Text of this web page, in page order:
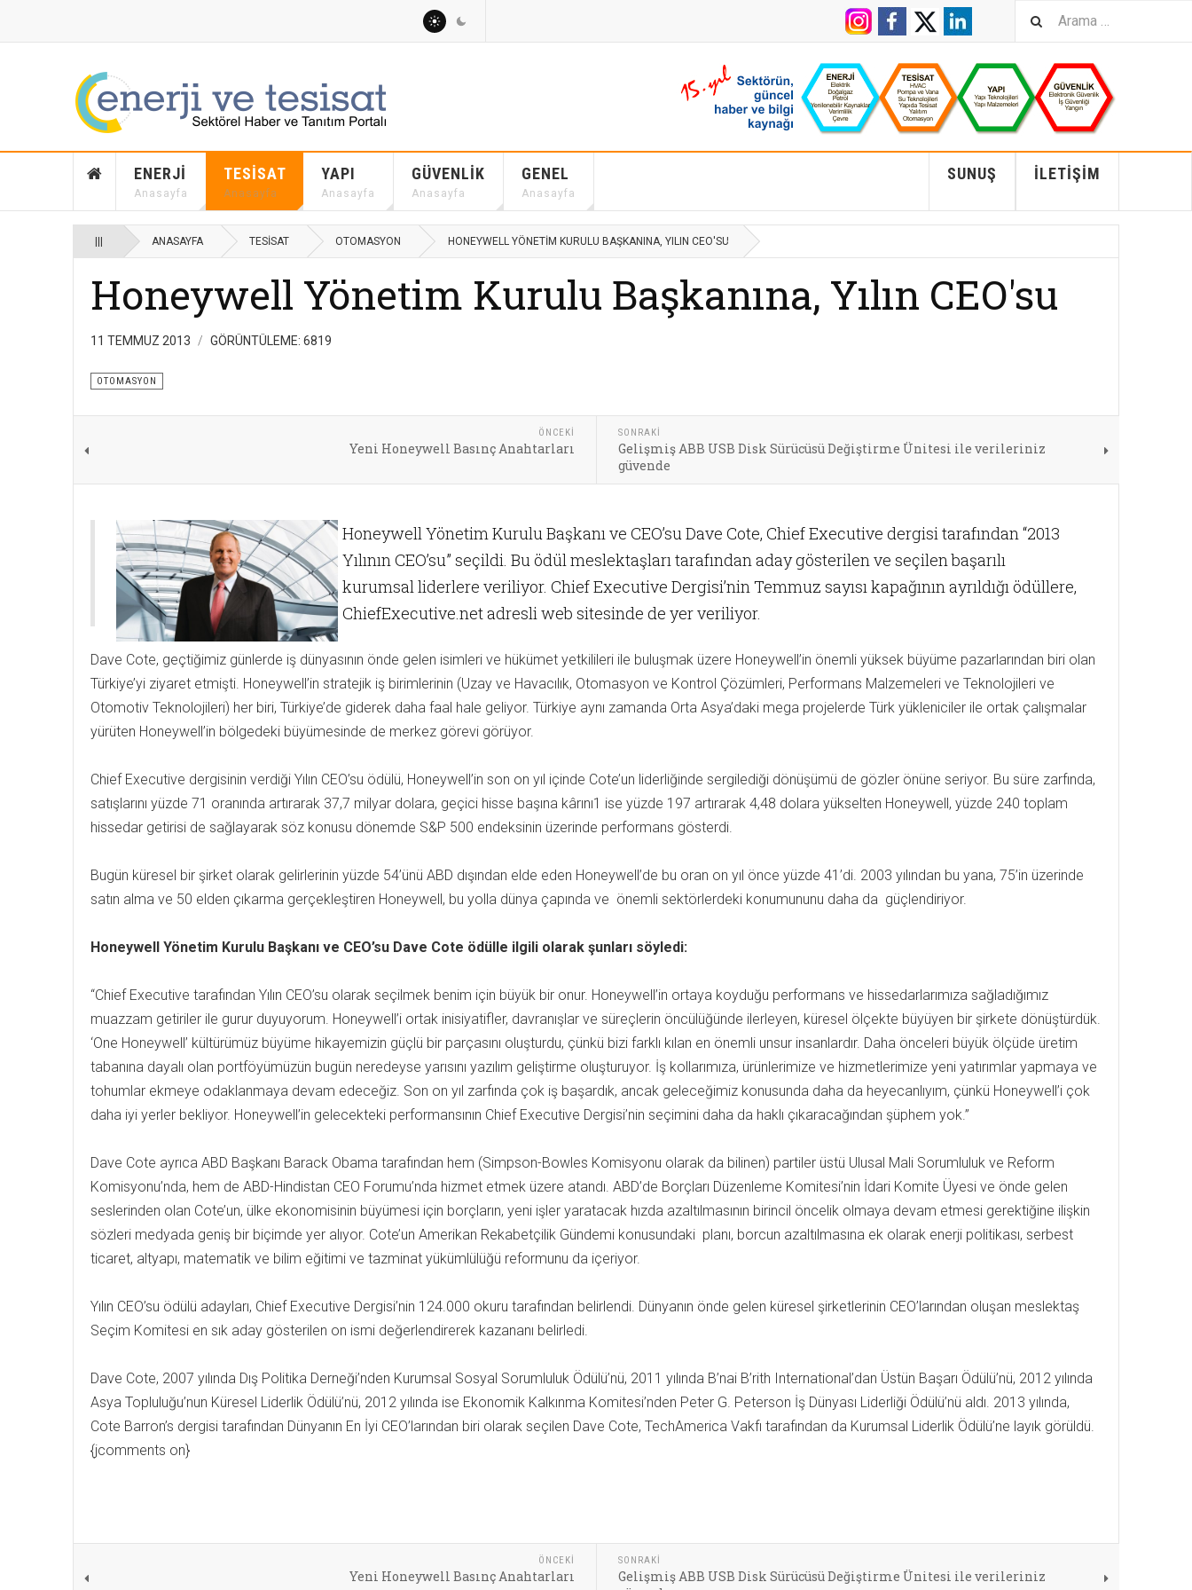
ENERJI
Anasayfa
TESISAT
Anasayfa
YAPI
Anasayfa
GÜVENLIK
Anasayfa
GENEL
Anasayfa
İLETIŞIM
SUNUŞ
ANASAYFA TESISAT OTOMASYON HONEYWELL YÖNETIM KURULU BAŞKANINA, YILIN CEO'SU
Honeywell Yönetim Kurulu Başkanına, Yılın CEO'su
11 TEMMUZ 2013 GÖRÜNTÜLEME: 6819
OTOMASYON
ÖNCEKI
Yeni Honeywell Basınç Anahtarları
SONRAKI
Gelişmiş ABB USB Disk Sürücüsü Değiştirme Ünitesi ile verileriniz
güvende
Honeywell Yönetim Kurulu Başkanı ve CEO’su Dave Cote, Chief Executive dergisi tarafından “2013
Yılının CEO’su” seçildi. Bu ödül meslektaşları tarafından aday gösterilen ve seçilen başarılı
kurumsal liderlere veriliyor. Chief Executive Dergisi’nin Temmuz sayısı kapağının ayrıldığı ödüllere,
ChiefExecutive.net adresli web sitesinde de yer veriliyor.
Dave Cote, geçtiğimiz günlerde iş dünyasının önde gelen isimleri ve hükümet yetkilileri ile buluşmak üzere Honeywell’in önemli yüksek büyüme pazarlarından biri olan
Türkiye’yi ziyaret etmişti. Honeywell’in stratejik iş birimlerinin (Uzay ve Havacılık, Otomasyon ve Kontrol Çözümleri, Performans Malzemeleri ve Teknolojileri ve
Otomotiv Teknolojileri) her biri, Türkiye’de giderek daha faal hale geliyor. Türkiye aynı zamanda Orta Asya’daki mega projelerde Türk yükleniciler ile ortak çalışmalar
yürüten Honeywell’in bölgedeki büyümesinde de merkez görevi görüyor.
Chief Executive dergisinin verdiği Yılın CEO’su ödülü, Honeywell’in son on yıl içinde Cote’un liderliğinde sergilediği dönüşümü de gözler önüne seriyor. Bu süre zarfında,
satışlarını yüzde 71 oranında artırarak 37,7 milyar dolara, geçici hisse başına kârını1 ise yüzde 197 artırarak 4,48 dolara yükselten Honeywell, yüzde 240 toplam
hissedar getirisi de sağlayarak söz konusu dönemde S&P 500 endeksinin üzerinde performans gösterdi.
Bugün küresel bir şirket olarak gelirlerinin yüzde 54’ünü ABD dışından elde eden Honeywell’de bu oran on yıl önce yüzde 41’di. 2003 yılından bu yana, 75’in üzerinde
satın alma ve 50 elden çıkarma gerçekleştiren Honeywell, bu yolla dünya çapında ve önemli sektörlerdeki konumununu daha da güçlendiriyor.
Honeywell Yönetim Kurulu Başkanı ve CEO’su Dave Cote ödülle ilgili olarak şunları söyledi:
“Chief Executive tarafından Yılın CEO’su olarak seçilmek benim için büyük bir onur. Honeywell’in ortaya koyduğu performans ve hissedarlarımıza sağladığımız
muazzam getiriler ile gurur duyuyorum. Honeywell’i ortak inisiyatifler, davranışlar ve süreçlerin öncülüğünde ilerleyen, küresel ölçekte büyüyen bir şirkete dönüştürdük.
‘One Honeywell’ kültürümüz büyüme hikayemizin güçlü bir parçasını oluşturdu, çünkü bizi farklı kılan en önemli unsur insanlardır. Daha önceleri büyük ölçüde üretim
tabanına dayalı olan portföyümüzün bugün neredeyse yarısını yazılım geliştirme oluşturuyor. İş kollarımıza, ürünlerimize ve hizmetlerimize yeni yatırımlar yapmaya ve
tohumlar ekmeye odaklanmaya devam edeceğiz. Son on yıl zarfında çok iş başardık, ancak geleceğimiz konusunda daha da heyecanlıyım, çünkü Honeywell’i çok
daha iyi yerler bekliyor. Honeywell’in gelecekteki performansının Chief Executive Dergisi’nin seçimini daha da haklı çıkaracağından şüphem yok.”
Dave Cote ayrıca ABD Başkanı Barack Obama tarafından hem (Simpson-Bowles Komisyonu olarak da bilinen) partiler üstü Ulusal Mali Sorumluluk ve Reform
Komisyonu’nda, hem de ABD-Hindistan CEO Forumu’nda hizmet etmek üzere atandı. ABD’de Borçları Düzenleme Komitesi’nin İdari Komite Üyesi ve önde gelen
seslerinden olan Cote’un, ülke ekonomisinin büyümesi için borçların, yeni işler yaratacak hızda azaltılmasının birincil öncelik olmaya devam etmesi gerektiğine ilişkin
sözleri medyada geniş bir biçimde yer alıyor. Cote’un Amerikan Rekabetçilik Gündemi konusundaki planı, borcun azaltılmasına ek olarak enerji politikası, serbest
ticaret, altyapı, matematik ve bilim eğitimi ve tazminat yükümlülüğü reformunu da içeriyor.
Yılın CEO’su ödülü adayları, Chief Executive Dergisi’nin 124.000 okuru tarafından belirlendi. Dünyanın önde gelen küresel şirketlerinin CEO’larından oluşan meslektaş
Seçim Komitesi en sık aday gösterilen on ismi değerlendirerek kazananı belirledi.
Dave Cote, 2007 yılında Dış Politika Derneği’nden Kurumsal Sosyal Sorumluluk Ödülü’nü, 2011 yılında B’nai B’rith International’dan Üstün Başarı Ödülü’nü, 2012 yılında
Asya Topluluğu’nun Küresel Liderlik Ödülü’nü, 2012 yılında ise Ekonomik Kalkınma Komitesi’nden Peter G. Peterson İş Dünyası Liderliği Ödülü’nü aldı. 2013 yılında,
Cote Barron’s dergisi tarafından Dünyanın En İyi CEO’larından biri olarak seçilen Dave Cote, TechAmerica Vakfı tarafından da Kurumsal Liderlik Ödülü’ne layık görüldü.
{jcomments on}
ÖNCEKI
Yeni Honeywell Basınç Anahtarları
SONRAKI
Gelişmiş ABB USB Disk Sürücüsü Değiştirme Ünitesi ile verileriniz